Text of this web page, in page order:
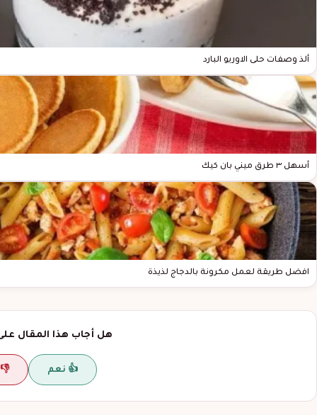
ألذ وصفات حلى الاوريو البارد
أسهل ٣ طرق ميني بان كيك
افضل طريقة لعمل مكرونة بالدجاج لذيذة
هل أجاب هذا المقال
👍 نعم